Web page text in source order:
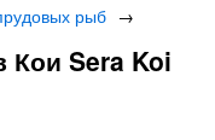
рыб →
Кои Sera Koi